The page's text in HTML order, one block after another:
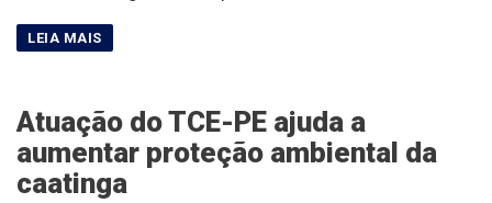
Atuação do TCE-PE ajuda a
aumentar proteção ambiental da
caatinga